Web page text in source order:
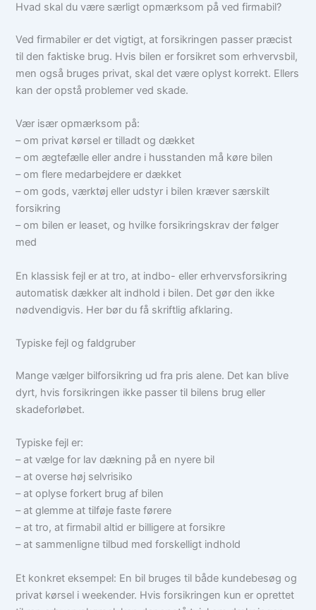
Hvad skal du være særligt opmærksom på ved firmabil?
Ved firmabiler er det vigtigt, at forsikringen passer præcist
til den faktiske brug. Hvis bilen er forsikret som erhvervsbil,
men også bruges privat, skal det være oplyst korrekt. Ellers
kan der opstå problemer ved skade.
Vær især opmærksom på:
– om privat kørsel er tilladt og dækket
– om ægtefælle eller andre i husstanden må køre bilen
– om flere medarbejdere er dækket
– om gods, værktøj eller udstyr i bilen kræver særskilt
forsikring
– om bilen er leaset, og hvilke forsikringskrav der følger
med
En klassisk fejl er at tro, at indbo- eller erhvervsforsikring
automatisk dækker alt indhold i bilen. Det gør den ikke
nødvendigvis. Her bør du få skriftlig afklaring.
Typiske fejl og faldgruber
Mange vælger bilforsikring ud fra pris alene. Det kan blive
dyrt, hvis forsikringen ikke passer til bilens brug eller
skadeforløbet.
Typiske fejl er:
– at vælge for lav dækning på en nyere bil
– at overse høj selvrisiko
– at oplyse forkert brug af bilen
– at glemme at tilføje faste førere
– at tro, at firmabil altid er billigere at forsikre
– at sammenligne tilbud med forskelligt indhold
Et konkret eksempel: En bil bruges til både kundebesøg og
privat kørsel i weekender. Hvis forsikringen kun er oprettet